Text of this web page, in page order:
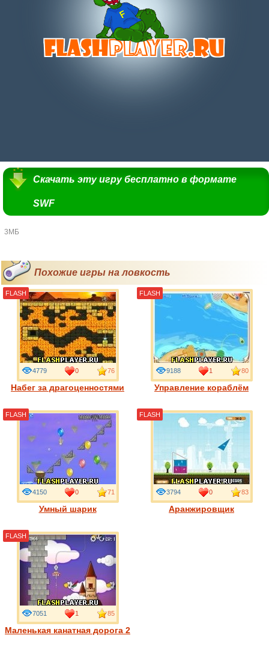
Скачать эту игру бесплатно в формате
SWF
3МБ
Похожие игры на ловкость
Набег за драгоценностями
4779 0 76
FLASH
Управление кораблём
9188 1 80
FLASH
Умный шарик
4150 0 71
FLASH
Аранжировщик
3794 0 83
FLASH
Маленькая канатная дорога 2
7051 1 85
FLASH